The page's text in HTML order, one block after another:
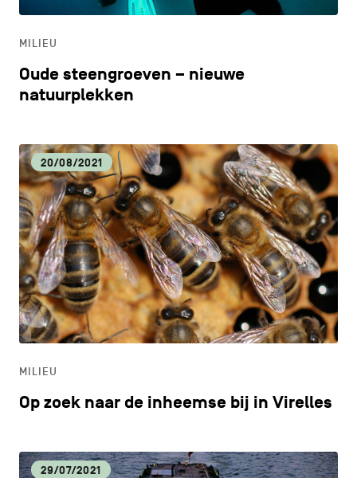
ONDERWIJS
MILIEU
Oude steengroeven – nieuwe
natuurplekken
20/08/2021
MILIEU
Op zoek naar de inheemse bij in Virelles
29/07/2021